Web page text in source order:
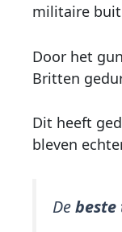
militaire
Door het
Britten
Dit heeft
bleven
De